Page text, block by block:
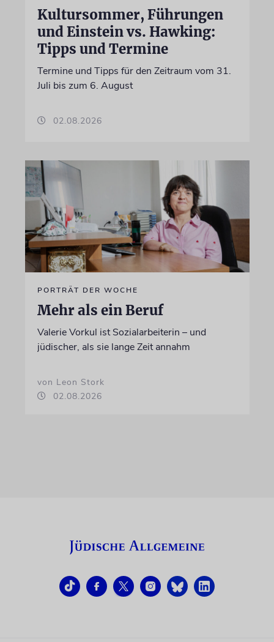
Kultursommer, Führungen
und Einstein vs. Hawking:
Tipps und Termine
Termine und Tipps für den Zeitraum vom 31.
Juli bis zum 6. August
02.08.2026
PORTRÄT DER WOCHE
Mehr als ein Beruf
Valerie Vorkul ist Sozialarbeiterin – und
jüdischer, als sie lange Zeit annahm
von Leon Stork
02.08.2026